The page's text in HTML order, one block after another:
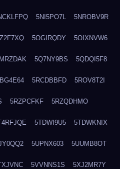
5NI5PO7L 5NROBV9R
5OGIRQDY 5OIXNVW6
5Q7NY9BS 5QDQI5F8
5RCDBBFD 5ROV8T2I
5RZPCFKF 5RZQDHMO
5TDWI9U5 5TDWKNIX
5UPNX603 5UUMB8OT
5VVNNS1S 5XJ2MR7Y